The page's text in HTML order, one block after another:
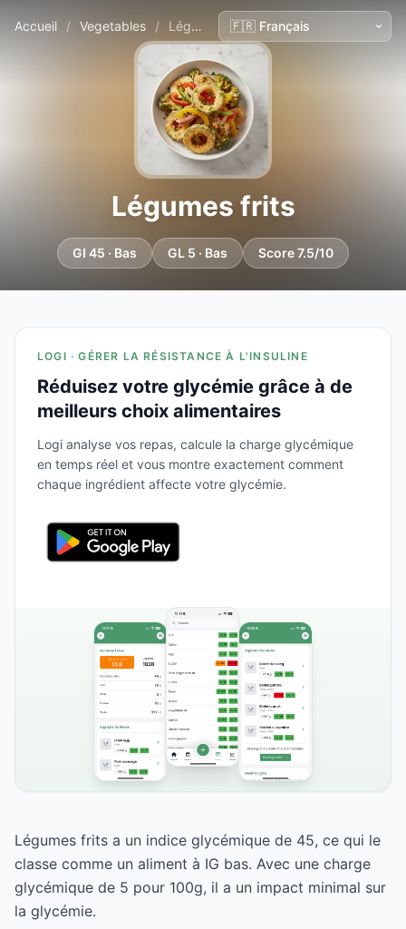
Accueil / Vegetables / Légumes frits
Légumes frits
GI 45 · Bas GL 5 · Bas Score 7.5/10
LOGI · GÉRER LA RÉSISTANCE À L'INSULINE
Réduisez votre glycémie grâce à de
meilleurs choix alimentaires
Logi analyse vos repas, calcule la charge glycémique
en temps réel et vous montre exactement comment
chaque ingrédient affecte votre glycémie.
Légumes frits a un indice glycémique de 45, ce qui le
classe comme un aliment à IG bas. Avec une charge
glycémique de 5 pour 100g, il a un impact minimal sur
la glycémie.